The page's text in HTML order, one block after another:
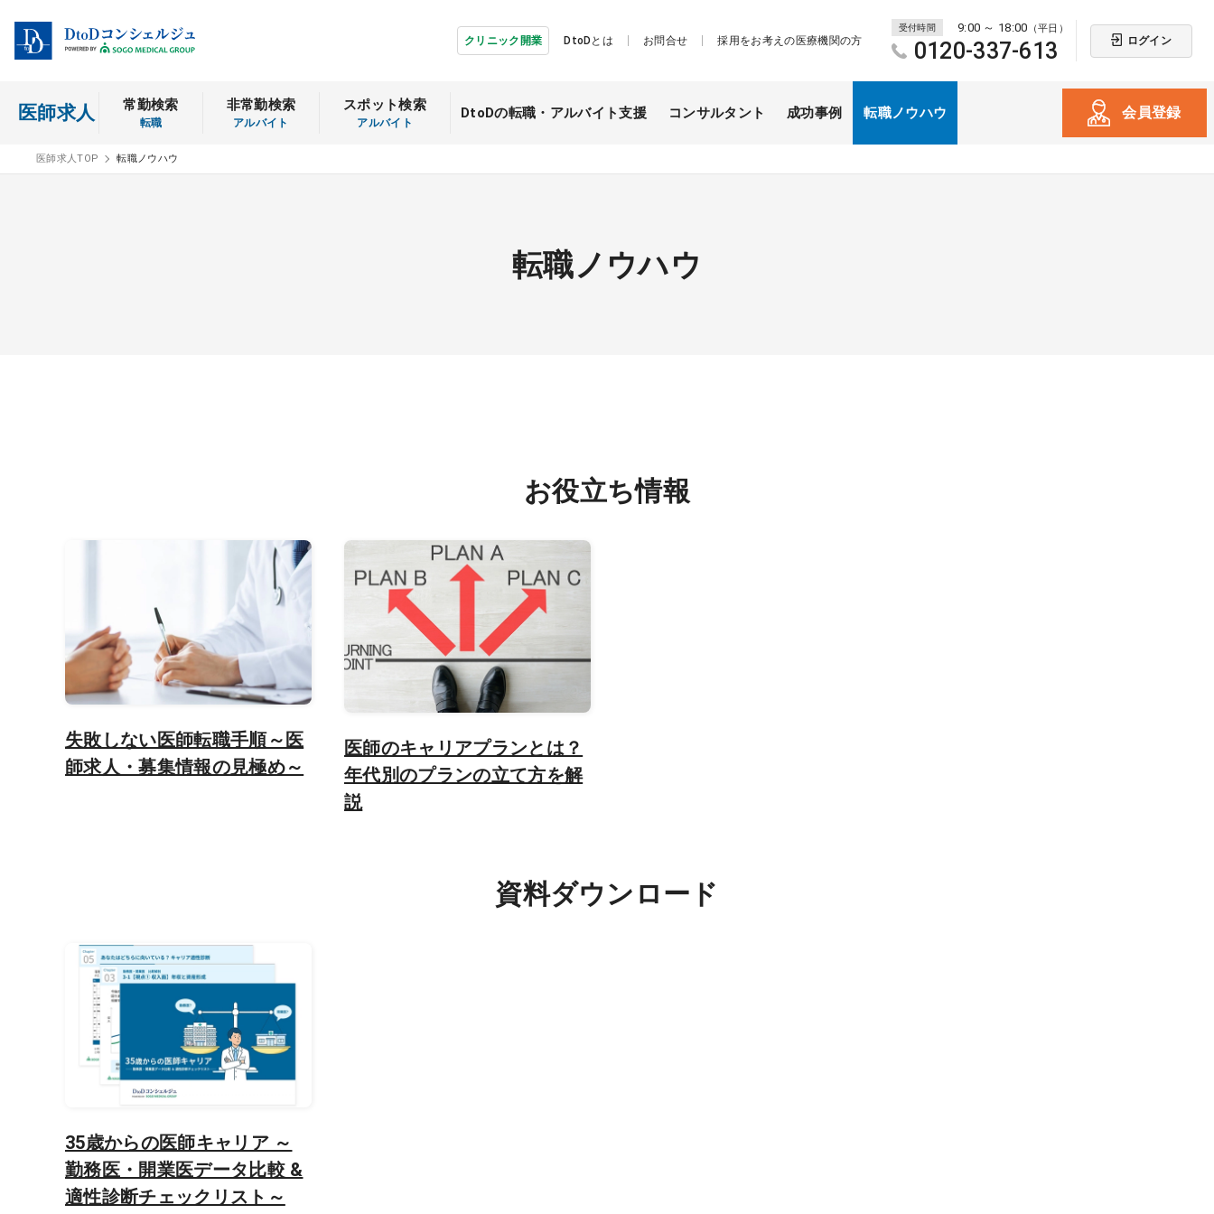
クリニック開業 DtoDとは お問合せ 採用をお考えの医療機関の方
受付時間 9:00 ～ 18:00 （平日）
0120-337-613 ログイン
医師求人 常勤検索
転職
非常勤検索
アルバイト
スポット検索
アルバイト
DtoDの転職・ アルバイト支援 コンサルタント 成功事例 転職ノウハウ 会員登録
医師求人TOP 転職ノウハウ
転職ノウハウ
お役立ち情報
失敗しない医師転職手順～医
師求人・募集情報の見極め～
医師のキャリアプランとは？
年代別のプランの立て方を解
説
資料ダウンロード
35歳からの医師キャリア ～
勤務医・開業医データ比較 &
適性診断チェックリスト～